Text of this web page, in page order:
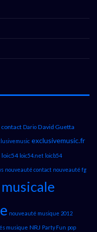
contact Dario David Guetta
exclusivemusic.fr
loic54 loic54.net loicb54
nouveauté contact nouveauté fg
nouveauté musique 2012
musique NRJ Party Fun pop